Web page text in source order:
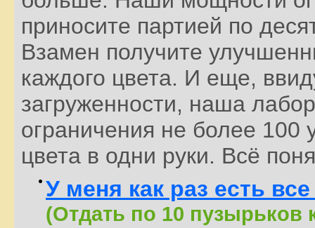
приносите партией по
Взамен получите
каждого цвета. И еще,
загруженности, наша
ограничения не более 100
цвета в одни руки. Всё
У меня как раз есть
(Отдать по 10 пузырьков